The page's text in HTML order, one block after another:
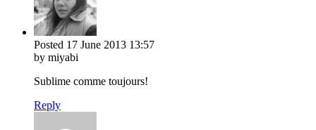
Posted 17 June 2013 13:57
by miyabi
Sublime comme toujours!
Reply